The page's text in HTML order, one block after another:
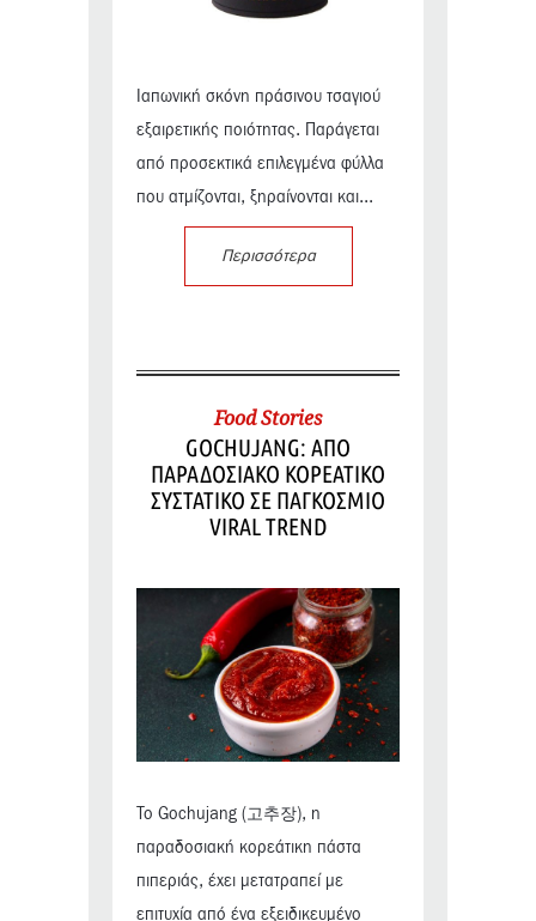
Ιαπωνική σκόνη πράσινου τσαγιού
εξαιρετικής ποιότητας. Παράγεται
από προσεκτικά επιλεγμένα φύλλα
που ατμίζονται, ξηραίνονται και...
Περισσότερα
Food Stories
GOCHUJANG: ΑΠΟ
ΠΑΡΑΔΟΣΙΑΚΟ ΚΟΡΕΑΤΙΚΟ
ΣΥΣΤΑΤΙΚΟ ΣΕ ΠΑΓΚΟΣΜΙΟ
VIRAL TREND
Το Gochujang (고추장), η
παραδοσιακή κορεάτικη πάστα
πιπεριάς, έχει μετατραπεί με
επιτυχία από ένα εξειδικευμένο